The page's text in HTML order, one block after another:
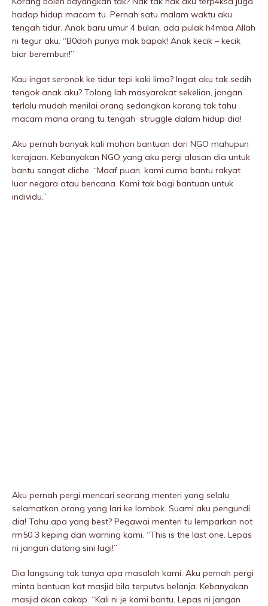
hadap hidup macam tu. Pernah satu malam waktu aku
tengah tidur. Anak baru umur 4 bulan, ada pulak h4mba Allah
ni tegur aku. “B0doh punya mak bapak! Anak kecik – kecik
biar berembun!”
Kau ingat seronok ke tidur tepi kaki lima? Ingat aku tak sedih
tengok anak aku? Tolong lah masyarakat sekelian, jangan
terlalu mudah menilai orang sedangkan korang tak tahu
macam mana orang tu tengah struggIe dalam hidup dia!
Aku pernah banyak kali mohon bantuan dari NGO mahupun
kerajaan. Kebanyakan NGO yang aku pergi alasan dia untuk
bantu sangat cliche. “Maaf puan, kami cuma bantu rakyat
luar negara atau bencana. Kami tak bagi bantuan untuk
individu.”
Aku pernah pergi mencari seorang menteri yang selalu
selamatkan orang yang lari ke lombok. Suami aku pengundi
dia! Tahu apa yang best? Pegawai menteri tu lemparkan not
rm50 3 keping dan warning kami. “This is the last one. Lepas
ni jangan datang sini lagi!”
Dia langsung tak tanya apa masalah kami. Aku pernah pergi
minta bantuan kat masjid bila terputvs belanja. Kebanyakan
masjid akan cakap. “Kali ni je kami bantu. Lepas ni jangan